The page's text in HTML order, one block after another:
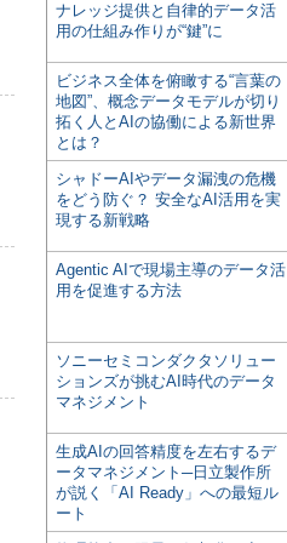
ナレッジ提供と自律的データ活
用の仕組み作りが“鍵”に
ビジネス全体を俯瞰する“言葉の
地図”、概念データモデルが切り
拓く人とAIの協働による新世界
とは？
シャドーAIやデータ漏洩の危機
をどう防ぐ？ 安全なAI活用を実
現する新戦略
Agentic AIで現場主導のデータ活
用を促進する方法
ソニーセミコンダクタソリュー
ションズが挑むAI時代のデータ
マネジメント
生成AIの回答精度を左右するデ
ータマネジメント─日立製作所
が説く「AI Ready」への最短ル
ート